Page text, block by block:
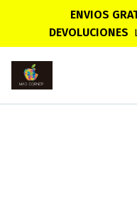
ENVIOS
DEVOLUCIONES